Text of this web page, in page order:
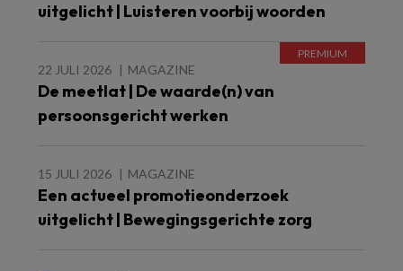
uitgelicht | Luisteren voorbij woorden
22 JULI 2026 MAGAZINE
De meetlat | De waarde(n) van
persoonsgericht werken
15 JULI 2026 MAGAZINE
Een actueel promotieonderzoek
uitgelicht | Bewegingsgerichte zorg